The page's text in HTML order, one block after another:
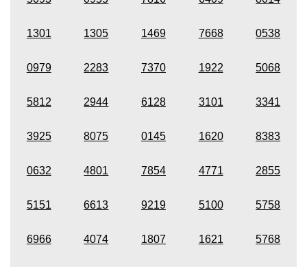
1301 1305 1469 7668 0538
0979 2283 7370 1922 5068
5812 2944 6128 3101 3341
3925 8075 0145 1620 8383
0632 4801 7854 4771 2855
5151 6613 9219 5100 5758
6966 4074 1807 1621 5768